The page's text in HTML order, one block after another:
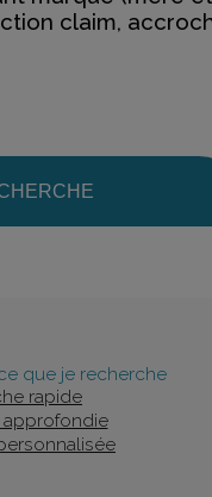
claim,
que je recherche
rapide